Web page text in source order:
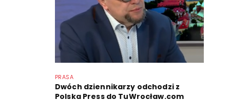
PRASA
Dwóch dziennikarzy odchodzi z
Polska Press do TuWrocław.com